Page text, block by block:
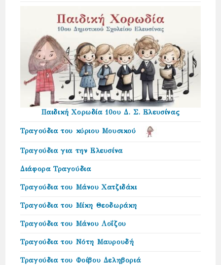
Παιδική Χορωδία 10ου Δ. Σ. Ελευσίνας
Τραγούδια του κύριου Μουσικού
Τραγούδια για την Ελευσίνα
Διάφορα Τραγούδια
Τραγούδια του Μάνου Χατζιδάκι
Τραγούδια του Μίκη Θεοδωράκη
Τραγούδια του Μάνου Λοΐζου
Τραγούδια του Νότη Μαυρουδή
Τραγούδια του Φοίβου Δεληβοριά